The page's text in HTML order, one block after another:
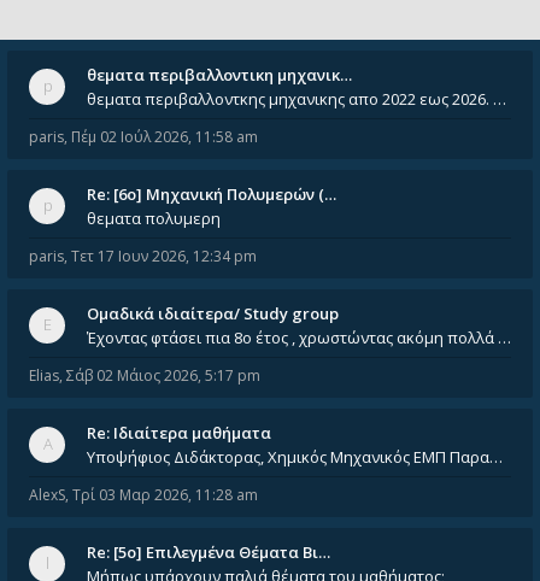
θεματα περιβαλλοντικη μηχανικ…
θεματα περιβαλλοντκης μηχανικης απο 2022 εως 2026. Δεν ειναι μεσα του Σεπτεμβιου του 2025. Αν τα εχει καποιος ας τα ανε
paris, Πέμ 02 Ιούλ 2026, 11:58 am
Re: [6o] Mηχανική Πολυμερών (…
θεματα πολυμερη
paris, Τετ 17 Ιουν 2026, 12:34 pm
Ομαδικά ιδιαίτερα/ Study group
Έχοντας φτάσει πια 8ο έτος , χρωστώντας ακόμη πολλά και χωρίς καμία όρεξη ούτε να διαβάσω μόνος μου ούτε να παρακολουθήσ
Elias, Σάβ 02 Μάιος 2026, 5:17 pm
Re: Ιδιαίτερα μαθήματα
Υποψήφιος Διδάκτορας, Χημικός Μηχανικός ΕΜΠ Παραδίδω ιδιαίτερα μαθήματα μέσης και ανώτατης εκπαίδευσης σε θετικές και τε
AlexS, Τρί 03 Μαρ 2026, 11:28 am
Re: [5ο] Επιλεγμένα Θέματα Βι…
Μήπως υπάρχουν παλιά θέματα του μαθήματος;